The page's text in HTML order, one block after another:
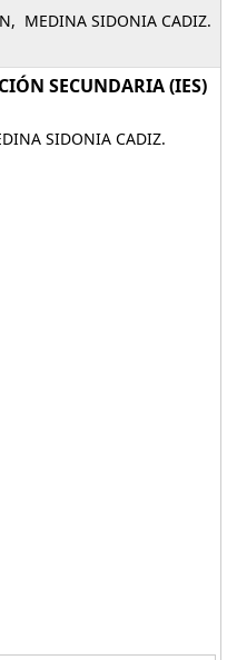
MEDINA SIDONIA CADIZ.
SECUNDARIA (IES)
SIDONIA CADIZ.